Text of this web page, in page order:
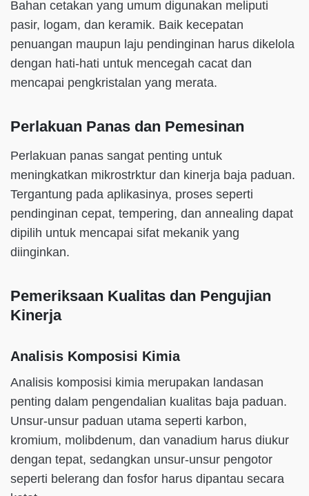
Bahan cetakan yang umum digunakan meliputi
pasir, logam, dan keramik. Baik kecepatan
penuangan maupun laju pendinginan harus dikelola
dengan hati-hati untuk mencegah cacat dan
mencapai pengkristalan yang merata.
Perlakuan Panas dan Pemesinan
Perlakuan panas sangat penting untuk
meningkatkan mikrostrktur dan kinerja baja paduan.
Tergantung pada aplikasinya, proses seperti
pendinginan cepat, tempering, dan annealing dapat
dipilih untuk mencapai sifat mekanik yang
diinginkan.
Pemeriksaan Kualitas dan Pengujian
Kinerja
Analisis Komposisi Kimia
Analisis komposisi kimia merupakan landasan
penting dalam pengendalian kualitas baja paduan.
Unsur-unsur paduan utama seperti karbon,
kromium, molibdenum, dan vanadium harus diukur
dengan tepat, sedangkan unsur-unsur pengotor
seperti belerang dan fosfor harus dipantau secara